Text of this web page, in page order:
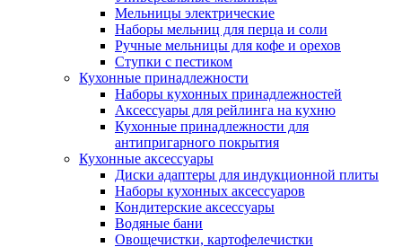
Мельницы электрические
Наборы мельниц для перца и соли
Ручные мельницы для кофе и орехов
Ступки с пестиком
Кухонные принадлежности
Наборы кухонных принадлежностей
Аксессуары для рейлинга на кухню
Кухонные принадлежности для
антипригарного покрытия
Кухонные аксессуары
Диски адаптеры для индукционной плиты
Наборы кухонных аксессуаров
Кондитерские аксессуары
Водяные бани
Овощечистки, картофелечистки